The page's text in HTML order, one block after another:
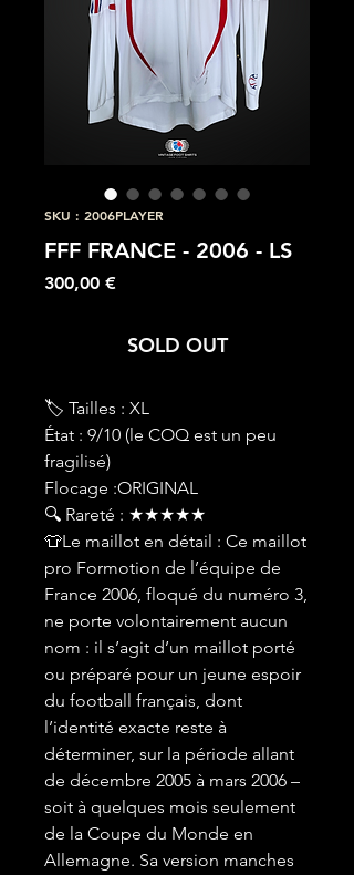
SKU : 2006PLAYER
FFF FRANCE - 2006 - LS
300,00 €Prix
SOLD OUT
🏷 Tailles : XL
État : 9/10 (le COQ est un peu
fragilisé)
Flocage :ORIGINAL
🔍 Rareté : ★★★★★
👕Le maillot en détail : Ce maillot
pro Formotion de l’équipe de
France 2006, floqué du numéro 3,
ne porte volontairement aucun
nom : il s’agit d’un maillot porté
ou préparé pour un jeune espoir
du football français, dont
l’identité exacte reste à
déterminer, sur la période allant
de décembre 2005 à mars 2006 –
soit à quelques mois seulement
de la Coupe du Monde en
Allemagne. Sa version manches